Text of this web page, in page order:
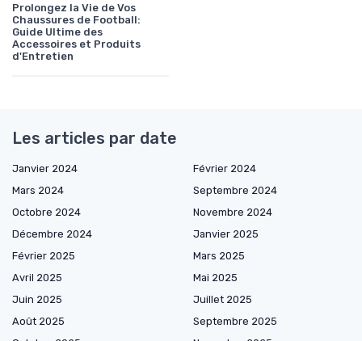
Prolongez la Vie de Vos
Chaussures de Football:
Guide Ultime des
Accessoires et Produits
d'Entretien
Les articles par date
Janvier 2024
Février 2024
Mars 2024
Septembre 2024
Octobre 2024
Novembre 2024
Décembre 2024
Janvier 2025
Février 2025
Mars 2025
Avril 2025
Mai 2025
Juin 2025
Juillet 2025
Août 2025
Septembre 2025